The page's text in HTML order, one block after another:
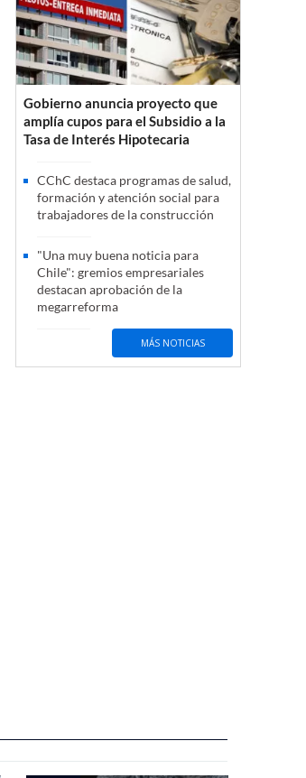
Gobierno anuncia proyecto que
amplía cupos para el Subsidio a la
Tasa de Interés Hipotecaria
CChC destaca programas de salud,
formación y atención social para
trabajadores de la construcción
"Una muy buena noticia para
Chile": gremios empresariales
destacan aprobación de la
megarreforma
MÁS NOTICIAS